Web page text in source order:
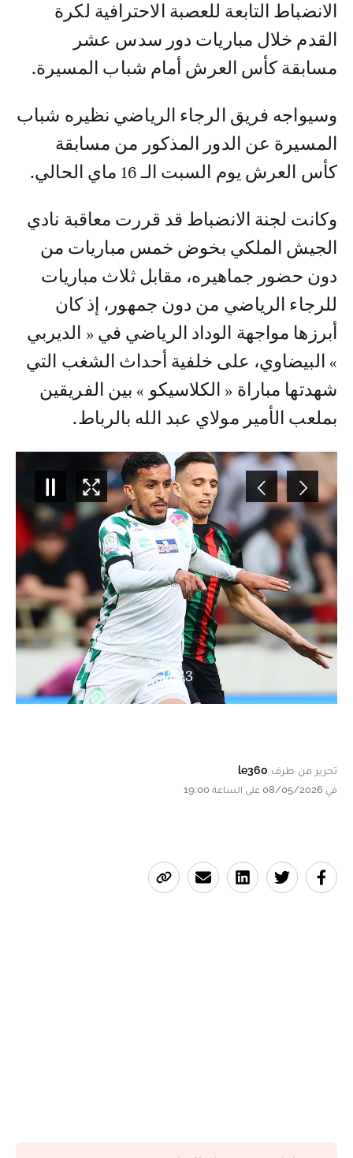
الانضباط التابعة للعصبة الاحترافية لكرة
القدم خلال مباريات دور سدس عشر
مسابقة كأس العرش أمام شباب المسيرة.
وسيواجه فريق الرجاء الرياضي نظيره شباب
المسيرة عن الدور المذكور من مسابقة
كأس العرش يوم السبت الـ 16 ماي الحالي.
وكانت لجنة الانضباط قد قررت معاقبة نادي
الجيش الملكي بخوض خمس مباريات من
دون حضور جماهيره، مقابل ثلاث مباريات
للرجاء الرياضي من دون جمهور، إذ كان
أبرزها مواجهة الوداد الرياضي في « الديربي
» البيضاوي، على خلفية أحداث الشغب التي
شهدتها مباراة « الكلاسيكو » بين الفريقين
بملعب الأمير مولاي عبد الله بالرباط.
3
/
12
تحرير من طرف le360
في 08/05/2026 على الساعة 19:00